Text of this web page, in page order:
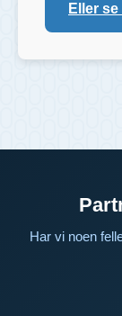
Eller
Har vi noen